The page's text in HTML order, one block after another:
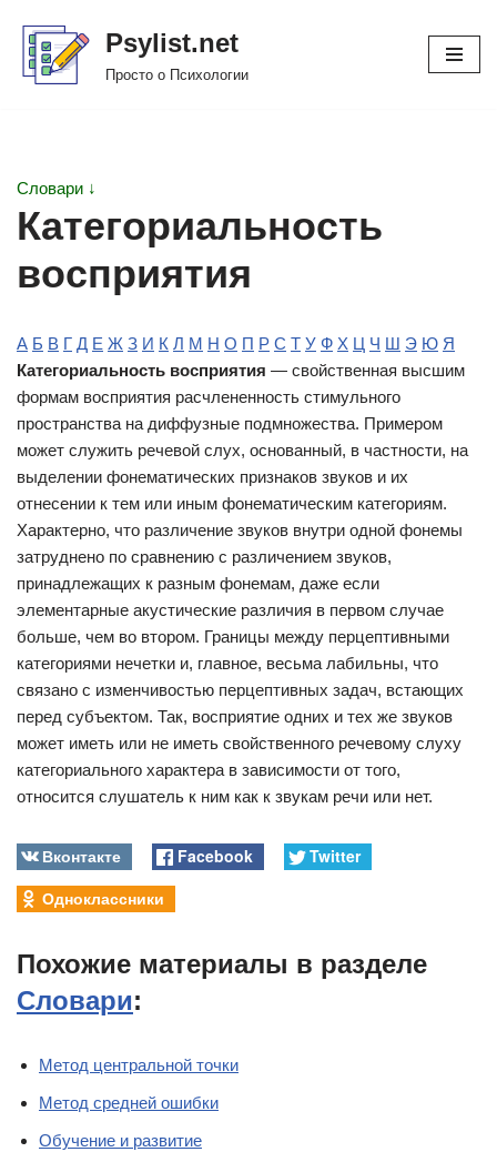
Перейти
Psylist.net
Просто о Психологии
Словари ↓
Категориальность
восприятия
А Б В Г Д Е Ж З И К Л М Н О П Р С Т У Ф Х Ц Ч Ш Э Ю Я
Категориальность восприятия — свойственная высшим
формам восприятия расчлененность стимульного
пространства на диффузные подмножества. Примером
может служить речевой слух, основанный, в частности, на
выделении фонематических признаков звуков и их
отнесении к тем или иным фонематическим категориям.
Характерно, что различение звуков внутри одной фонемы
затруднено по сравнению с различением звуков,
принадлежащих к разным фонемам, даже если
элементарные акустические различия в первом случае
больше, чем во втором. Границы между перцептивными
категориями нечетки и, главное, весьма лабильны, что
связано с изменчивостью перцептивных задач, встающих
перед субъектом. Так, восприятие одних и тех же звуков
может иметь или не иметь свойственного речевому слуху
категориального характера в зависимости от того,
относится слушатель к ним как к звукам речи или нет.
Вконтакте Facebook
Twitter
Одноклассники
Похожие материалы в разделе
Словари:
Метод центральной точки
Метод средней ошибки
Обучение и развитие